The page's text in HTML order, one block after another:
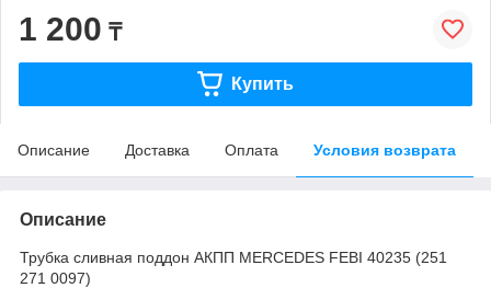
1 200 ₸
Купить
Описание Доставка Оплата Условия возврата
Описание
Трубка сливная поддон АКПП MERCEDES FEBI 40235 (251
271 0097)